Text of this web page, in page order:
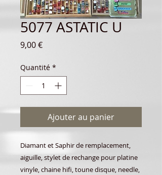
5077 ASTATIC U
9,00 €Prix
Quantité *
Ajouter au panier
Diamant et Saphir de remplacement,
aiguille, stylet de rechange pour platine
vinyle, chaine hifi, toune disque, needle,